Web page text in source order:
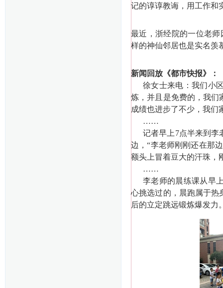
记的谆谆教诲，用工作和
最近，浙经院的一位老
样的神仙邻居也是实名羡
新闻回放《都市快报》：
徐女士来电：我们小
炼，并且是免费的，我们
成绩也进步了不少，我们
……
记者早上 7点半来到李
边，“李老师刚刚还在那
额头上冒着豆大的汗珠，
……
李老师的晨练课从早
心挑选过的，晨跑属于热
后的立定跳远锻炼爆发力